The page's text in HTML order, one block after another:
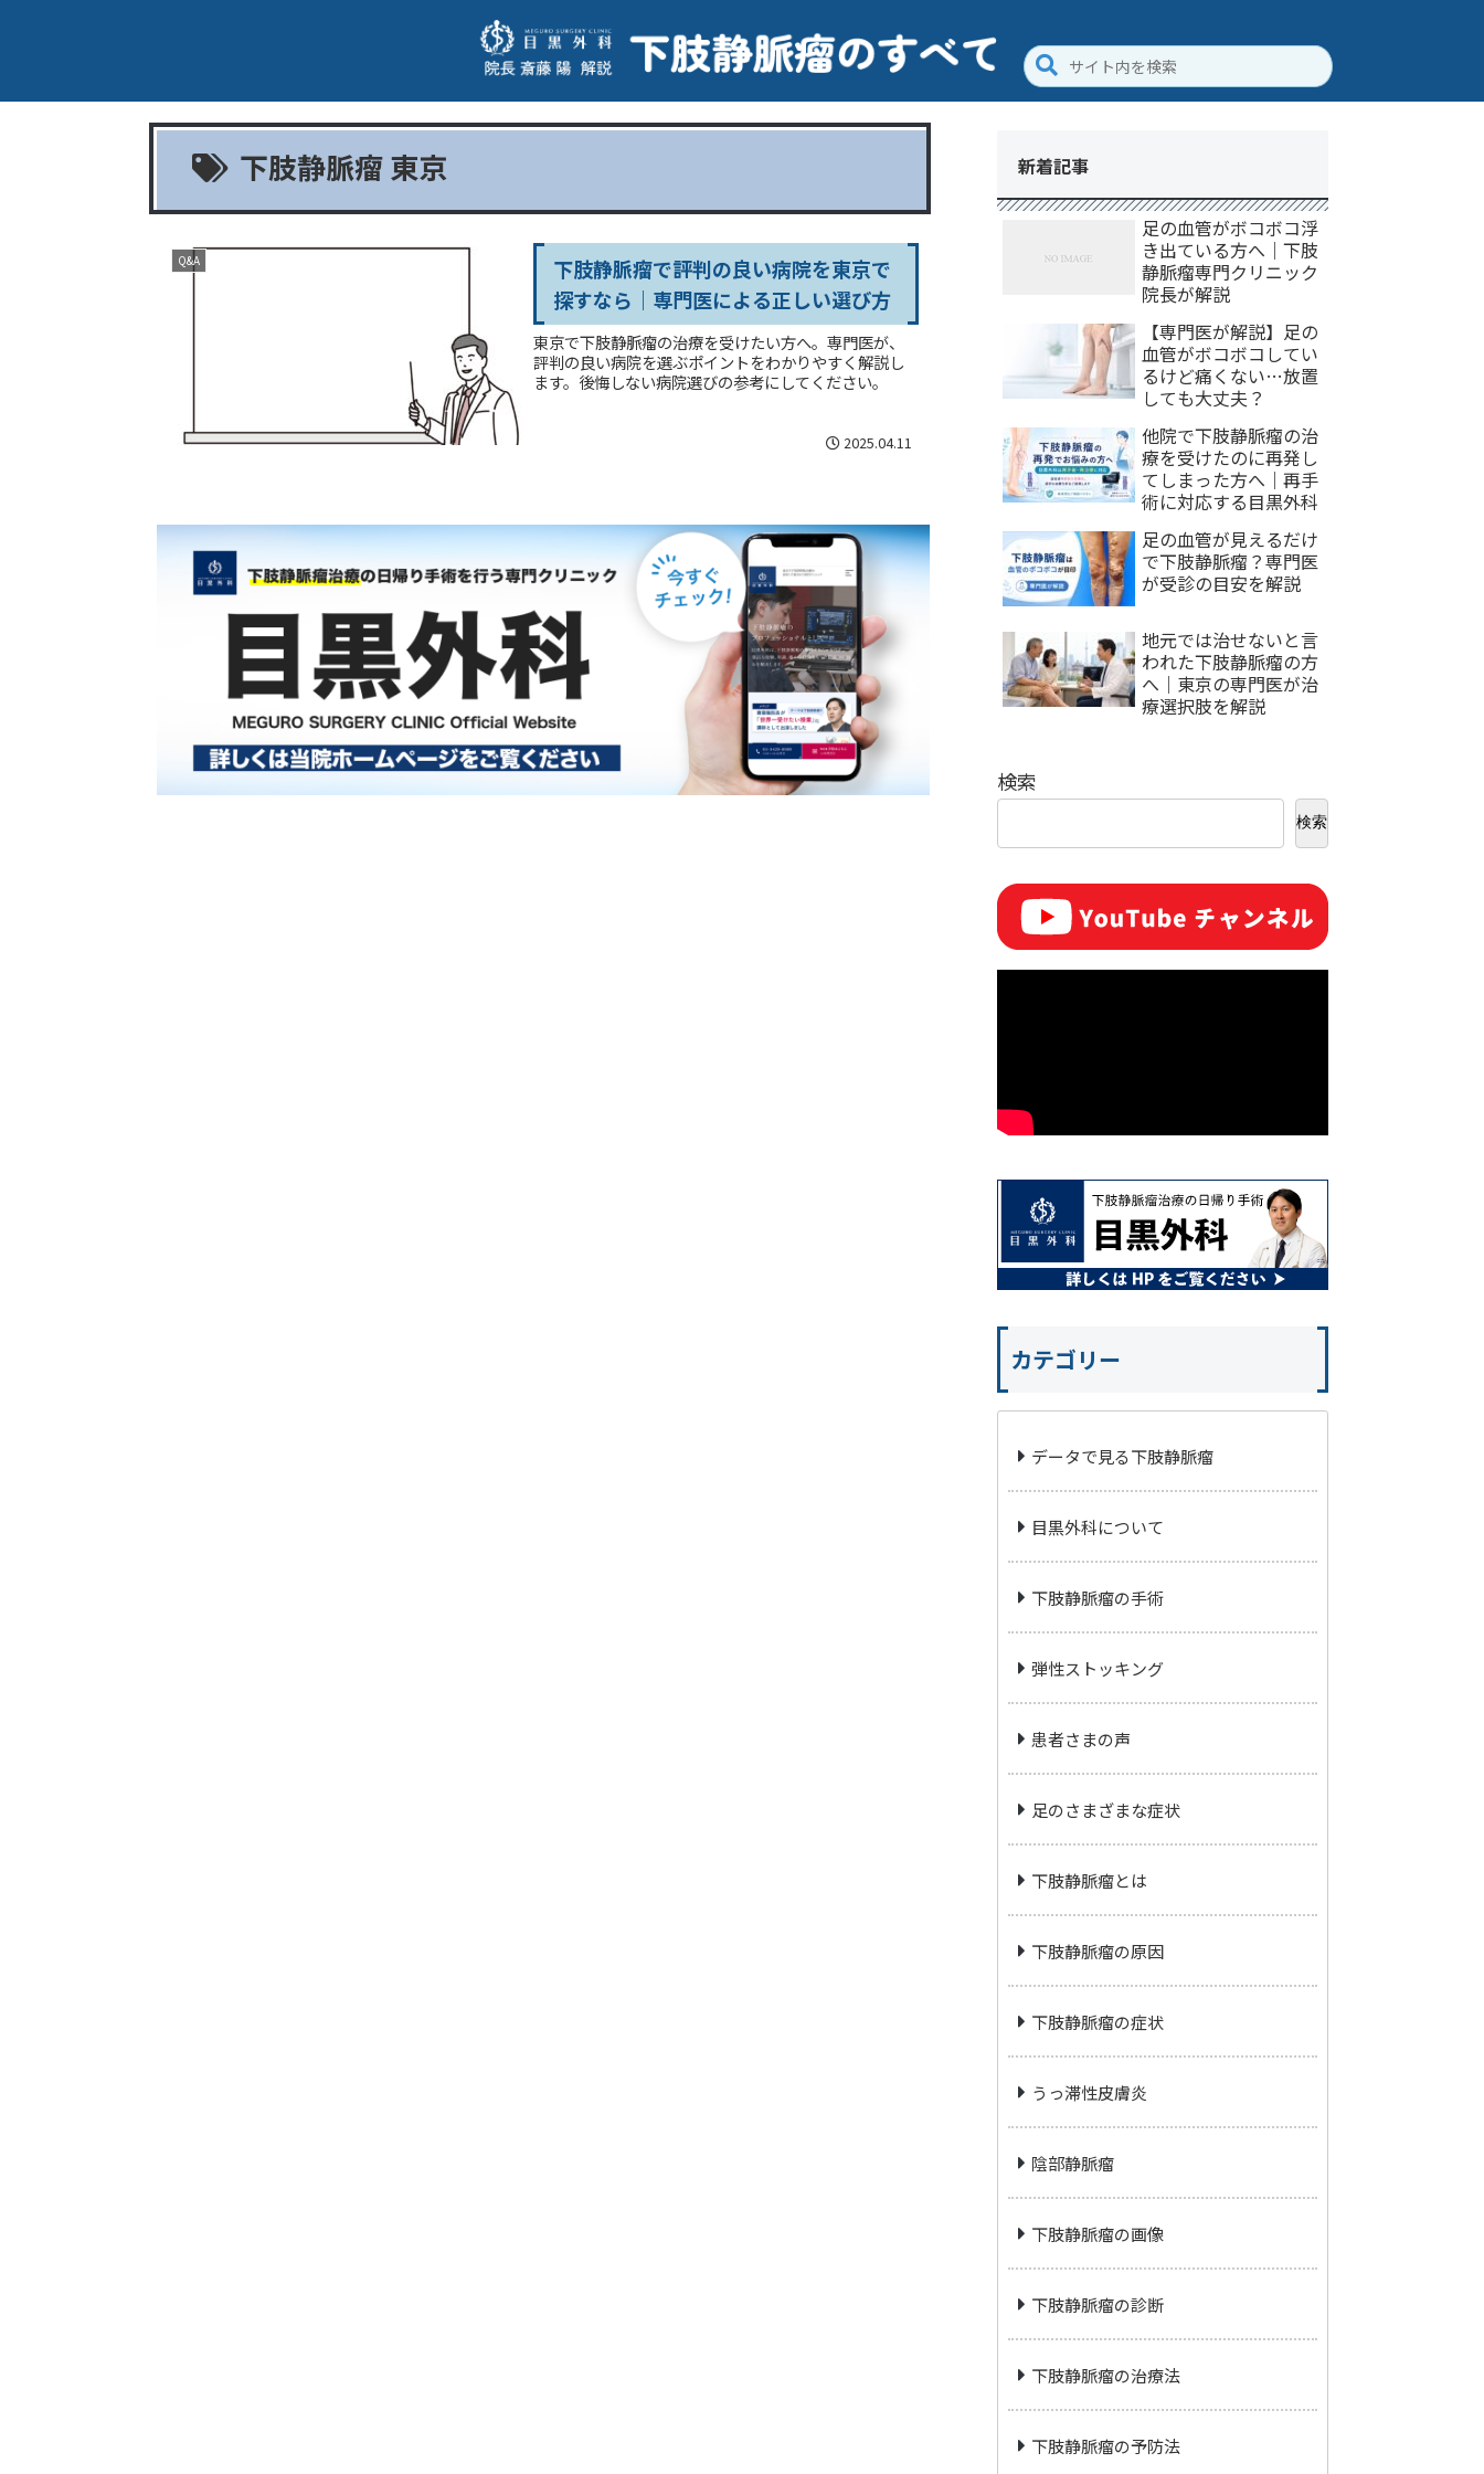
下肢静脈瘤 東京
Q&A
下肢静脈瘤で評判の良い病院を東京で
探すなら｜専門医による正しい選び方
東京で下肢静脈瘤の治療を受けたい方へ。専門医が、
評判の良い病院を選ぶポイントをわかりやすく解説し
ます。後悔しない病院選びの参考にしてください。
2025.04.11
新着記事
足の血管がボコボコ浮
き出ている方へ｜下肢
静脈瘤専門クリニック
院長が解説
【専門医が解説】足の
血管がボコボコしてい
るけど痛くない…放置
しても大丈夫？
他院で下肢静脈瘤の治
療を受けたのに再発し
てしまった方へ｜再手
術に対応する目黒外科
足の血管が見えるだけ
で下肢静脈瘤？専門医
が受診の目安を解説
地元では治せないと言
われた下肢静脈瘤の方
へ｜東京の専門医が治
療選択肢を解説
検索
検索
カテゴリー
データで見る下肢静脈瘤
目黒外科について
下肢静脈瘤の手術
弾性ストッキング
患者さまの声
足のさまざまな症状
下肢静脈瘤とは
下肢静脈瘤の原因
下肢静脈瘤の症状
うっ滞性皮膚炎
陰部静脈瘤
下肢静脈瘤の画像
下肢静脈瘤の診断
下肢静脈瘤の治療法
下肢静脈瘤の予防法